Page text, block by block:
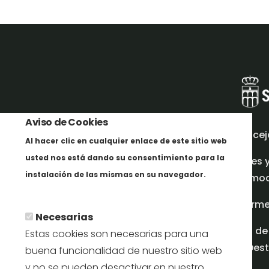
Aviso de Cookies
Al hacer clic en cualquier enlace de este sitio web
usted nos está dando su consentimiento para la
instalación de las mismas en su navegador.
Necesarias
Estas cookies son necesarias para una
buena funcionalidad de nuestro sitio web
Plan
en